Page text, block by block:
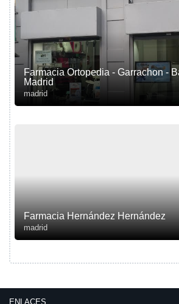
Farmacia Ortopedia - Garrachon -
Madrid
madrid
Farmacia Hernández Hernández
madrid
ENLACES